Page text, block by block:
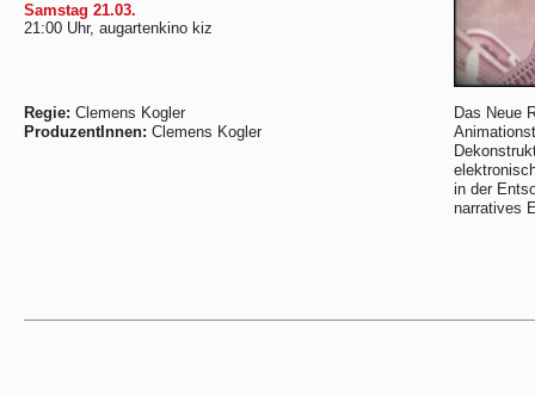
Samstag 21.03.
21:00 Uhr, augartenkino kiz
Regie: Clemens Kogler
ProduzentInnen: Clemens Kogler
Das Neue
in der
narratives